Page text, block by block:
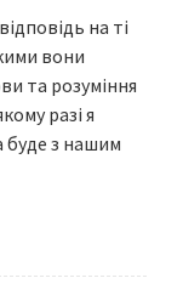
на ті
вони
та розуміння
разі я
буде з нашим